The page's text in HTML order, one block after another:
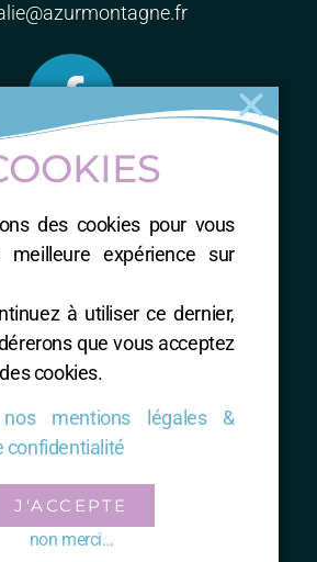
CONTACTER
RUIZ-SIALVE
en montagne
de Natha Yoga
Naturopathe
énergétique total RESET
& Politique de confidentialité
des cookies pour vous
meilleure expérience sur
à utiliser ce dernier,
que vous acceptez
cookies.
nos mentions légales &
confidentialité
J'ACCEPTE
non merci…